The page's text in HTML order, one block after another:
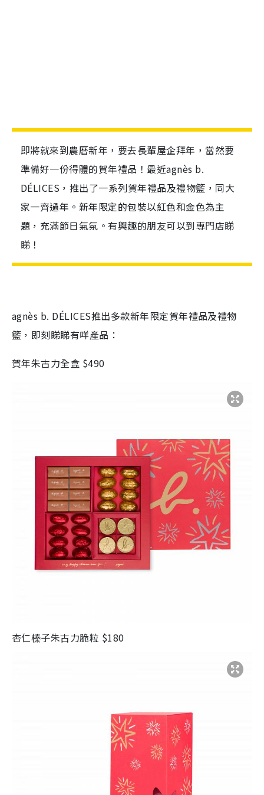
即將就來到農曆新年，要去長輩屋企拜年，當然要
準備好一份得體的賀年禮品！最近agnès b.
DÉLICES，推出了一系列賀年禮品及禮物籃，同大
家一齊過年。新年限定的包裝以紅色和金色為主
題，充滿節日氣氛。有興趣的朋友可以到專門店睇
睇！
agnès b. DÉLICES推出多款新年限定賀年禮品及禮物
籃，即刻睇睇有咩產品：
賀年朱古力全盒 $490
杏仁榛子朱古力脆粒 $180